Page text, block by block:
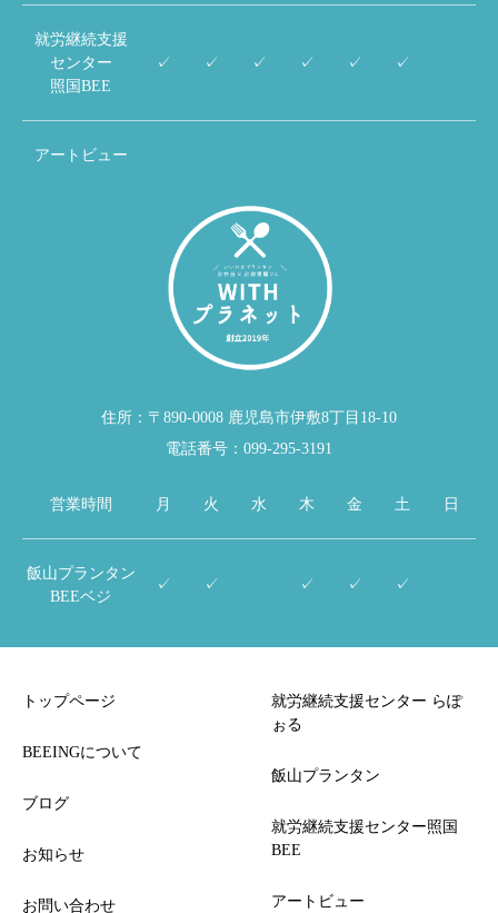
就労継続支援
センター
照国BEE
✓ ✓ ✓ ✓ ✓ ✓
アートビュー
住所：〒890-0008 鹿児島市伊敷8丁目18-10
電話番号：099-295-3191
営業時間 月 火 水 木 金 土 日
飯山プランタン
BEEベジ
✓ ✓ ✓ ✓ ✓
トップページ
BEEINGについて
ブログ
お知らせ
お問い合わせ
就労継続支援センター らぽ
ぉる
飯山プランタン
就労継続支援センター照国
BEE
アートビュー